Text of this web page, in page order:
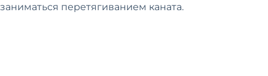
заниматься перетягиванием каната.